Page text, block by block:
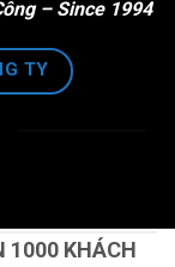
– Since 1994
TY
1000 KHÁCH